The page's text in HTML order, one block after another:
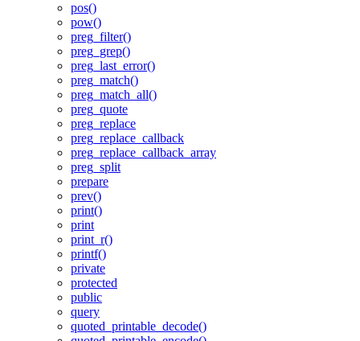
pos()
pow()
preg_filter()
preg_grep()
preg_last_error()
preg_match()
preg_match_all()
preg_quote
preg_replace
preg_replace_callback
preg_replace_callback_array
preg_split
prepare
prev()
print()
print
print_r()
printf()
private
protected
public
query
quoted_printable_decode()